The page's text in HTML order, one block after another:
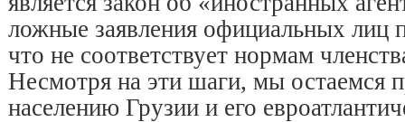
ложные заявления официальных лиц
что не соответствует нормам
Несмотря на эти шаги, мы остаемся
населению Грузии и его